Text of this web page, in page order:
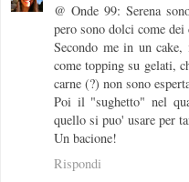
@ Onde 99: Serena
pero sono dolci come
Secondo me in un
come topping su gelati,
carne (?) non sono
Poi il "sughetto" nel
quello si puo' usare per
Un bacione!
Rispondi